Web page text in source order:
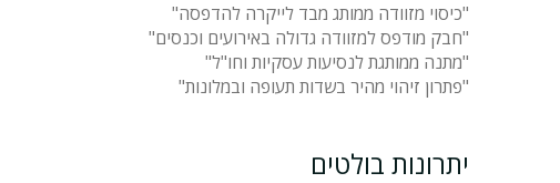
"כיסוי מזוודה ממותג מבד לייקרה להדפסה"
"חבק מודפס למזוודה גדולה באירועים וכנסים"
"מתנה ממותגת לנסיעות עסקיות וחו"ל"
"פתרון זיהוי מהיר בשדות תעופה ובמלונות"
יתרונות בולטים